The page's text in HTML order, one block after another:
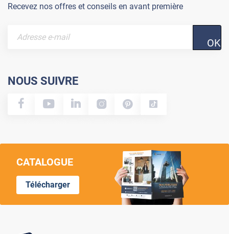
Recevez nos offres et conseils en avant première
OK
NOUS SUIVRE
CATALOGUE
Télécharger